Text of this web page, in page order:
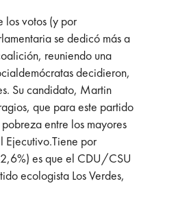
los votos (y por
se dedicó más a
reuniendo una
decidieron,
Su candidato, Martin
que para este partido
entre los mayores
Ejecutivo.Tiene por
es que el CDU/CSU
ecologista Los Verdes,